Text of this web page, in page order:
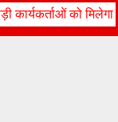
सम्मान, मातृ-शिशु